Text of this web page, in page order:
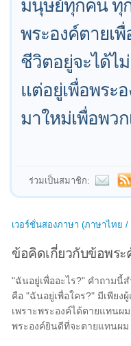
มนุษย์ทุกคน ทุ
พระองค์ตายเ
ชีวิตอยู่จะได้ไ
แต่อยู่เพื่อพระ
มาใหม่เพื่อพว
ร่วมเป็นสมาชิก:
เวอร์ชั่นสองภาษา (ภาษาไทย /
ข้อคิดเกี่ยวกับข้อพร
"ฉันอยู่เพื่ออะไร?" คำถาม
คือ "ฉันอยู่เพื่อใคร?" มีเพียง
เพราะพระองค์ได้ตายแทนผ
พระองค์ยินดีที่จะตายแทนผม